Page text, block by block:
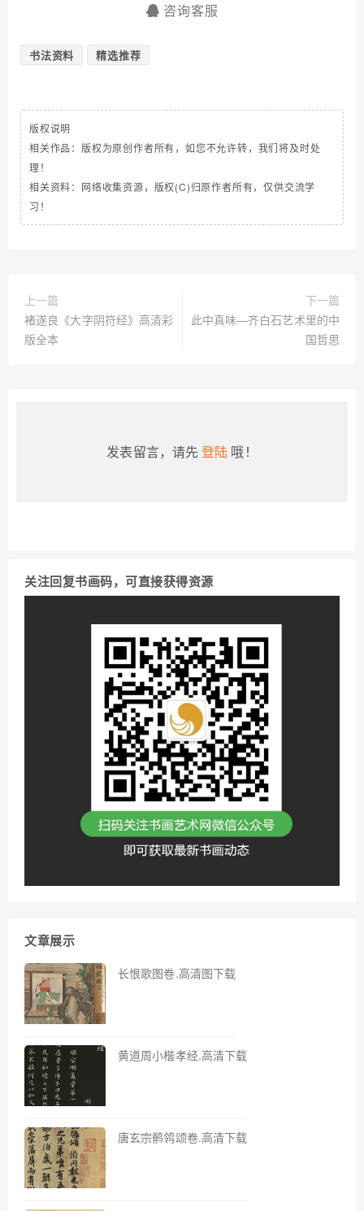
咨询客服
书法资料 精选推荐
版权说明
相关作品：版权为原创作者所有，如您不允许转，我们将及时处
理！
相关资料：网络收集资源，版权(C)归原作者所有，仅供交流学
习！
上一篇
褚遂良《大字阴符经》高清彩
版全本
下一篇
此中真味—齐白石艺术里的中
国哲思
发表留言，请先登陆 哦！
关注回复书画码，可直接获得资源
文章展示
长恨歌图卷.高清图下载
黄道周小楷孝经.高清下载
唐玄宗鹡鸰颂卷.高清下载